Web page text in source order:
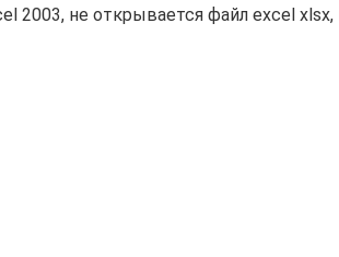
2003, не открывается файл excel